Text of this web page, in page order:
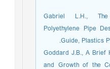
3-Gabriel L.H.,
Polyethylene Pipe
Guide, Plastics
4-Goddard J.B., A
and Growth of the